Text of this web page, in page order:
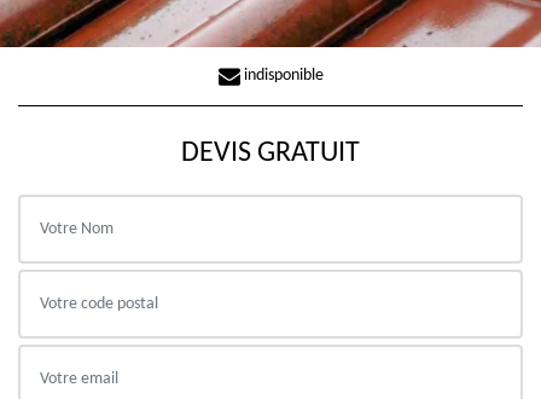
indisponible
DEVIS GRATUIT